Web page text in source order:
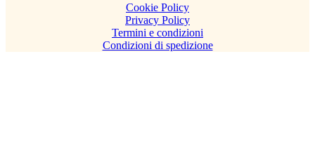
Cookie Policy
Privacy Policy
Termini e condizioni
Condizioni di spedizione